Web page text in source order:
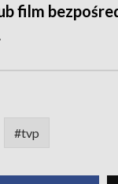
film
#tvp